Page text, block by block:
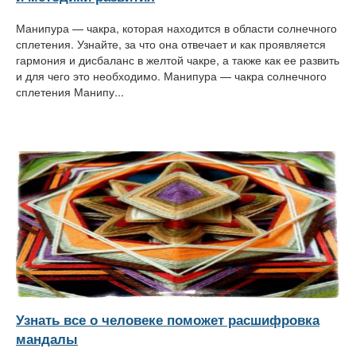
Манипура — чакра, которая находится в области солнечного
сплетения. Узнайте, за что она отвечает и как проявляется
гармония и дисбаланс в желтой чакре, а также как ее развить
и для чего это необходимо. Манипура — чакра солнечного
сплетения Манипу...
Узнать все о человеке поможет расшифровка
мандалы